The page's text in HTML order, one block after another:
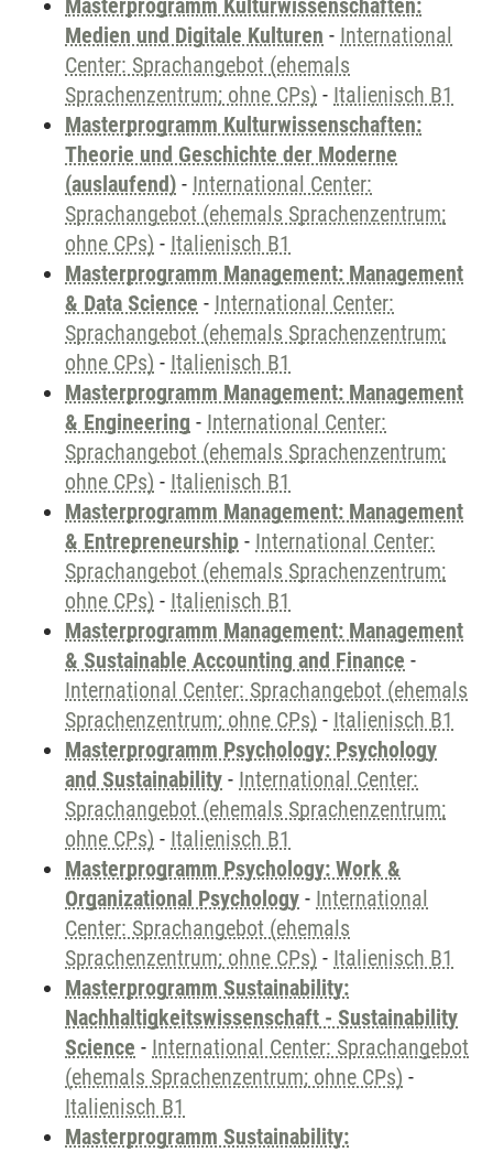
Masterprogramm Kulturwissenschaften:
Medien und Digitale Kulturen - International
Center: Sprachangebot (ehemals
Sprachenzentrum; ohne CPs) - Italienisch B1
Masterprogramm Kulturwissenschaften:
Theorie und Geschichte der Moderne
(auslaufend) - International Center:
Sprachangebot (ehemals Sprachenzentrum;
ohne CPs) - Italienisch B1
Masterprogramm Management: Management
& Data Science - International Center:
Sprachangebot (ehemals Sprachenzentrum;
ohne CPs) - Italienisch B1
Masterprogramm Management: Management
& Engineering - International Center:
Sprachangebot (ehemals Sprachenzentrum;
ohne CPs) - Italienisch B1
Masterprogramm Management: Management
& Entrepreneurship - International Center:
Sprachangebot (ehemals Sprachenzentrum;
ohne CPs) - Italienisch B1
Masterprogramm Management: Management
& Sustainable Accounting and Finance -
International Center: Sprachangebot (ehemals
Sprachenzentrum; ohne CPs) - Italienisch B1
Masterprogramm Psychology: Psychology
and Sustainability - International Center:
Sprachangebot (ehemals Sprachenzentrum;
ohne CPs) - Italienisch B1
Masterprogramm Psychology: Work &
Organizational Psychology - International
Center: Sprachangebot (ehemals
Sprachenzentrum; ohne CPs) - Italienisch B1
Masterprogramm Sustainability:
Nachhaltigkeitswissenschaft - Sustainability
Science - International Center: Sprachangebot
(ehemals Sprachenzentrum; ohne CPs) -
Italienisch B1
Masterprogramm Sustainability: